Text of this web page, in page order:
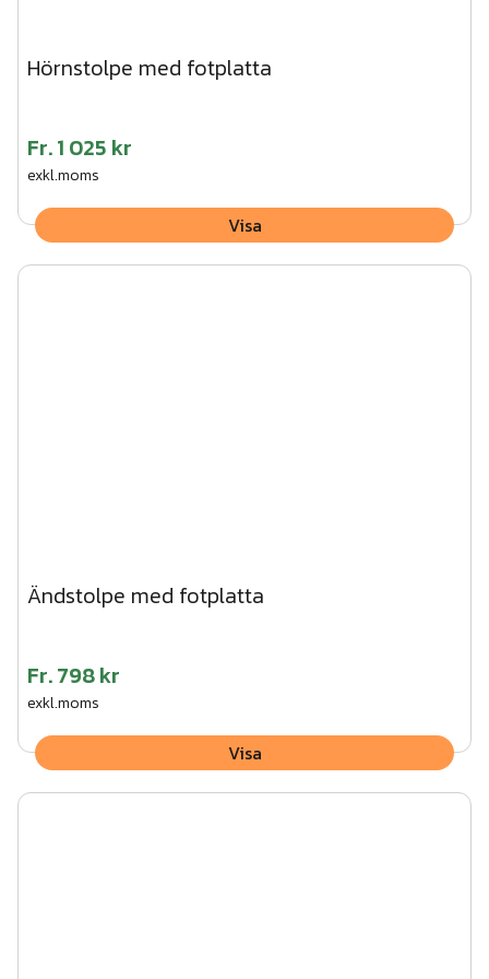
Hörnstolpe med fotplatta
Fr.1 025 kr
exkl.moms
Visa
Ändstolpe med fotplatta
Fr.798 kr
exkl.moms
Visa